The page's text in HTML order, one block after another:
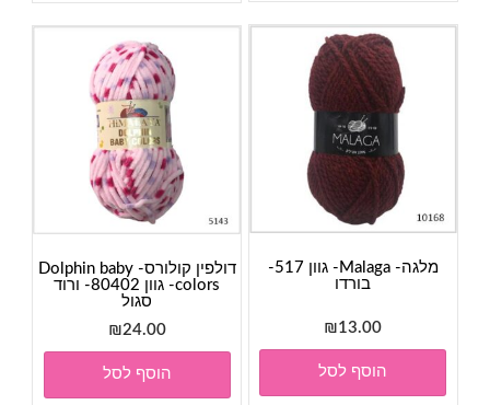
מלגה- Malaga- גוון 517-
בורדו
₪13.00
הוסף לסל
דולפין קולורס- Dolphin baby
colors- גוון 80402- ורוד
סגול
₪24.00
הוסף לסל